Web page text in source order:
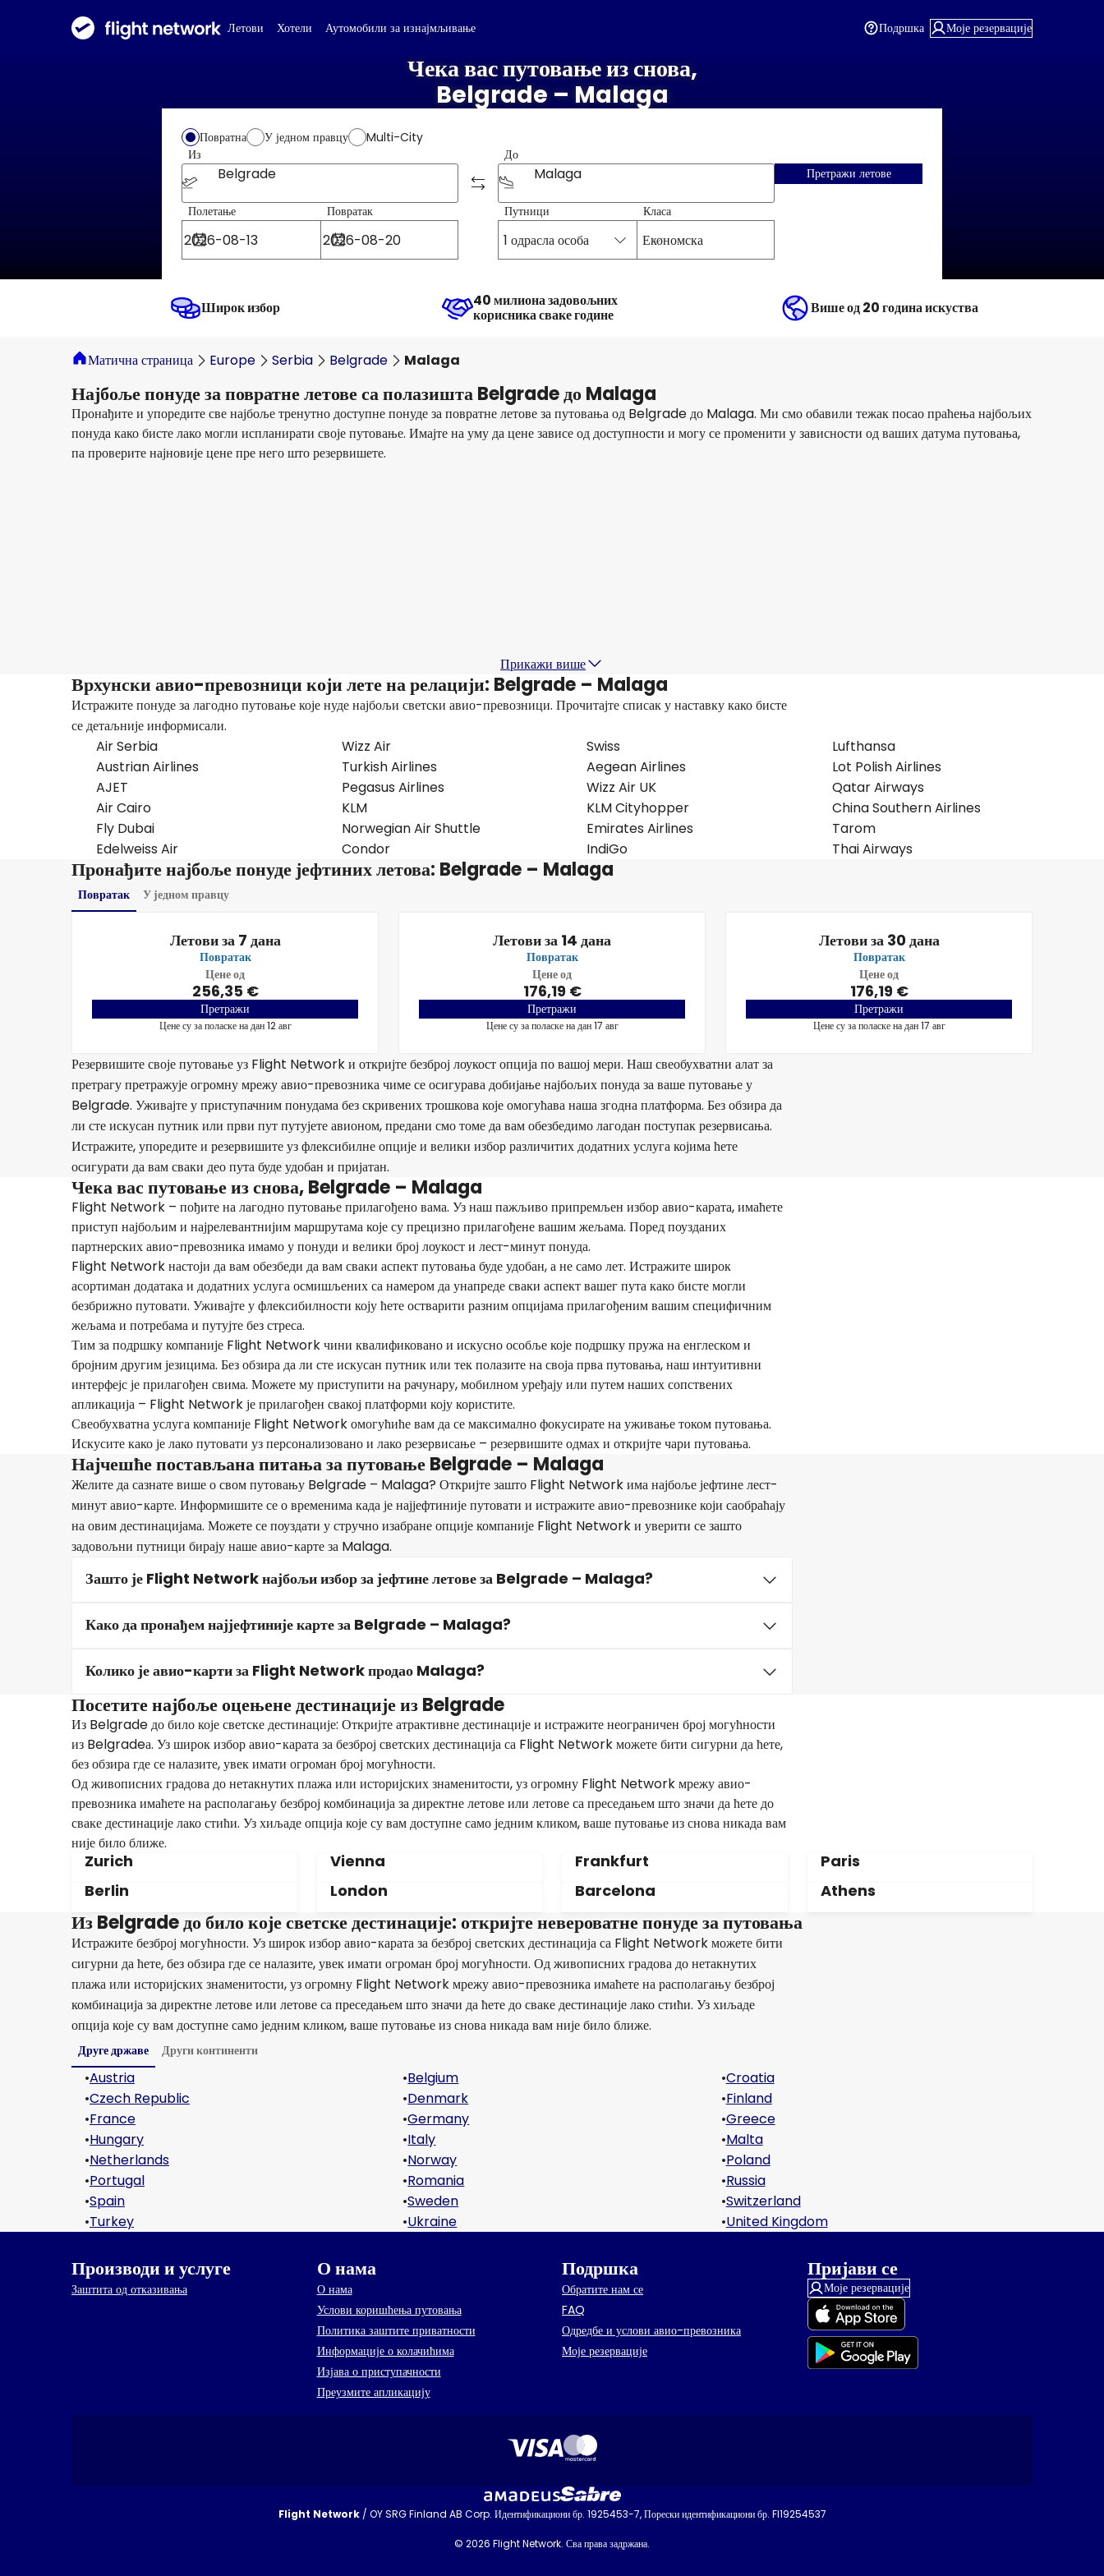
Летови Хотели Аутомобили за изнајмљивање Подршка Моје резервације
Чека вас путовање из снова,
Belgrade – Malaga
Повратна У једном правцу
Multi-City
Из
Belgrade
До
Malaga
Полетање Повратак Путници
1 одрасла особа
Класа
Економска
Претражи летове
Широк избор 40 милиона задовољних
корисника сваке године Више од 20 година искуства
Матична страница Europe Serbia Belgrade Malaga
Најбоље понуде за повратне летове са полазишта Belgrade до Malaga
Пронађите и упоредите све најбоље тренутно доступне понуде за повратне летове за путовања од Belgrade до Malaga. Ми смо обавили тежак посао праћења најбољих
понуда како бисте лако могли испланирати своје путовање. Имајте на уму да цене зависе од доступности и могу се променити у зависности од ваших датума путовања,
па проверите најновије цене пре него што резервишете.
Прикажи више
Врхунски авио-превозници који лете на релацији: Belgrade – Malaga
Истражите понуде за лагодно путовање које нуде најбољи светски авио-превозници. Прочитајте списак у наставку како бисте
се детаљније информисали.
Air Serbia
Wizz Air Swiss
Lufthansa
Austrian Airlines
Turkish Airlines Aegean Airlines
Lot Polish Airlines
AJET
Pegasus Airlines Wizz Air UK
Qatar Airways
Air Cairo
KLM KLM Cityhopper
China Southern Airlines
Fly Dubai
Norwegian Air Shuttle Emirates Airlines
Tarom
Edelweiss Air
Condor IndiGo Thai Airways
Пронађите најбоље понуде јефтиних летова: Belgrade – Malaga
Повратак У једном правцу
Летови за 7 дана
Повратак
Цене од
256,35 €
Претражи
Цене су за поласке на дан 12 авг
Летови за 14 дана
Повратак
Цене од
176,19 €
Претражи
Цене су за поласке на дан 17 авг
Летови за 30 дана
Повратак
Цене од
176,19 €
Претражи
Цене су за поласке на дан 17 авг
Резервишите своје путовање уз Flight Network и откријте безброј лоукост опција по вашој мери. Наш свеобухватни алат за
претрагу претражује огромну мрежу авио-превозника чиме се осигурава добијање најбољих понуда за ваше путовање у
Belgrade. Уживајте у приступачним понудама без скривених трошкова које омогућава наша згодна платформа. Без обзира да
ли сте искусан путник или први пут путујете авионом, предани смо томе да вам обезбедимо лагодан поступак резервисања.
Истражите, упоредите и резервишите уз флексибилне опције и велики избор различитих додатних услуга којима ћете
осигурати да вам сваки део пута буде удобан и пријатан.
Чека вас путовање из снова, Belgrade – Malaga
Flight Network – пођите на лагодно путовање прилагођено вама. Уз наш пажљиво припремљен избор авио-карата, имаћете
приступ најбољим и најрелевантнијим маршрутама које су прецизно прилагођене вашим жељама. Поред поузданих
партнерских авио-превозника имамо у понуди и велики број лоукост и лест-минут понуда.
Flight Network настоји да вам обезбеди да вам сваки аспект путовања буде удобан, а не само лет. Истражите широк
асортиман додатака и додатних услуга осмишљених са намером да унапреде сваки аспект вашег пута како бисте могли
безбрижно путовати. Уживајте у флексибилности коју ћете остварити разним опцијама прилагођеним вашим специфичним
жељама и потребама и путујте без стреса.
Тим за подршку компаније Flight Network чини квалификовано и искусно особље које подршку пружа на енглеском и
бројним другим језицима. Без обзира да ли сте искусан путник или тек полазите на своја прва путовања, наш интуитивни
интерфејс је прилагођен свима. Можете му приступити на рачунару, мобилном уређају или путем наших сопствених
апликација – Flight Network је прилагођен свакој платформи коју користите.
Свеобухватна услуга компаније Flight Network омогућиће вам да се максимално фокусирате на уживање током путовања.
Искусите како је лако путовати уз персонализовано и лако резервисање – резервишите одмах и откријте чари путовања.
Најчешће постављана питања за путовање Belgrade – Malaga
Желите да сазнате више о свом путовању Belgrade – Malaga? Откријте зашто Flight Network има најбоље јефтине лест-
минут авио-карте. Информишите се о временима када је најјефтиније путовати и истражите авио-превознике који саобраћају
на овим дестинацијама. Можете се поуздати у стручно изабране опције компаније Flight Network и уверити се зашто
задовољни путници бирају наше авио-карте за Malaga.
Зашто је Flight Network најбољи избор за јефтине летове за Belgrade – Malaga?
Како да пронађем најјефтиније карте за Belgrade – Malaga?
Колико је авио-карти за Flight Network продао Malaga?
Посетите најбоље оцењене дестинације из Belgrade
Из Belgrade до било које светске дестинације: Откријте атрактивне дестинације и истражите неограничен број могућности
из Belgradeа. Уз широк избор авио-карата за безброј светских дестинација са Flight Network можете бити сигурни да ћете,
без обзира где се налазите, увек имати огроман број могућности.
Од живописних градова до нетакнутих плажа или историјских знаменитости, уз огромну Flight Network мрежу авио-
превозника имаћете на располагању безброј комбинација за директне летове или летове са преседањем што значи да ћете до
сваке дестинације лако стићи. Уз хиљаде опција које су вам доступне само једним кликом, ваше путовање из снова никада вам
није било ближе.
Zurich Vienna Frankfurt
Paris
Berlin
London Barcelona Athens
Из Belgrade до било које светске дестинације: откријте невероватне понуде за путовања
Истражите безброј могућности. Уз широк избор авио-карата за безброј светских дестинација са Flight Network можете бити
сигурни да ћете, без обзира где се налазите, увек имати огроман број могућности. Од живописних градова до нетакнутих
плажа или историјских знаменитости, уз огромну Flight Network мрежу авио-превозника имаћете на располагању безброј
комбинација за директне летове или летове са преседањем што значи да ћете до сваке дестинације лако стићи. Уз хиљаде
опција које су вам доступне само једним кликом, ваше путовање из снова никада вам није било ближе.
Друге државе Други континенти
•Austria •Belgium •Croatia
•Czech Republic •Denmark •Finland
•France •Germany •Greece
•Hungary •Italy •Malta
•Netherlands •Norway •Poland
•Portugal •Romania •Russia
•Spain •Sweden •Switzerland
•Turkey •Ukraine •United Kingdom
Производи и услуге
Заштита од отказивања
О нама
О нама
Услови коришћења путовања
Политика заштите приватности
Информације о колачићима
Изјава о приступачности
Преузмите апликацију
Подршка
Обратите нам се
FAQ
Одредбе и услови авио-превозника
Моје резервације
Пријави се
Моје резервације
Flight Network/ OY SRG Finland AB Corp. Идентификациони бр. 1925453-7, Порески идентификациони бр. FI19254537
© 2026 Flight Network. Сва права задржана.